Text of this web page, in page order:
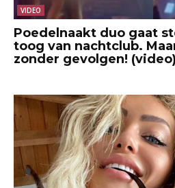
VIDEO
Poedelnaakt duo gaat
toog van nachtclub.
zonder gevolgen! (video)